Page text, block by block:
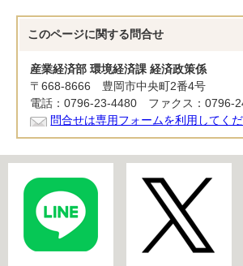
このページに関する 問合せ
産業経済部 環境経済課 経済政策係
〒668-8666 豊岡市中央町2番4号
電話：0796-23-4480 ファクス：0796-
問合せは専用フォームを利用してくだ